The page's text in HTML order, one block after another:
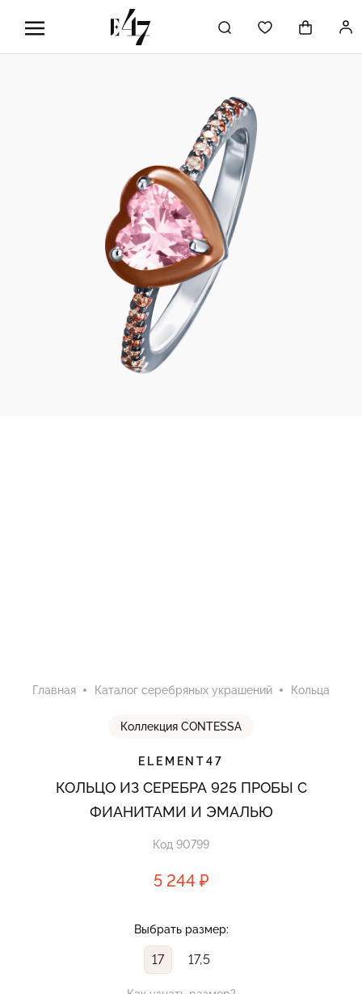
Главная Каталог серебряных украшений Кольца
Коллекция CONTESSA
ELEMENT47
КОЛЬЦО ИЗ СЕРЕБРА 925 ПРОБЫ С
ФИАНИТАМИ И ЭМАЛЬЮ
Код 90799
5 244 ₽
Выбрать размер:
17 17,5